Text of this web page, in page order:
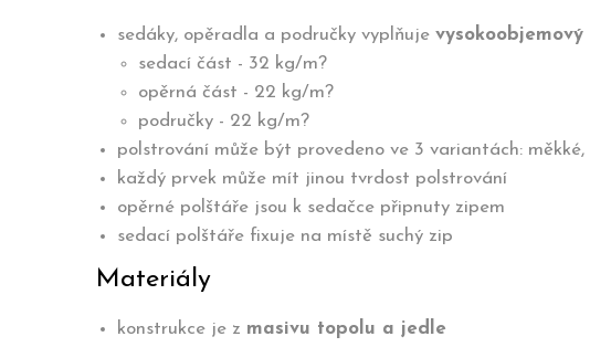
sedáky, opěradla a područky vyplňuje
sedací část - 32 kg/m?
opěrná část - 22 kg/m?
područky - 22 kg/m?
polstrování může být provedeno ve 3 variantách:
každý prvek může mít jinou tvrdost polstrování
opěrné polštáře jsou k sedačce připnuty zipem
sedací polštáře fixuje na místě suchý zip
Materiály
konstrukce je z masivu topolu a jedle